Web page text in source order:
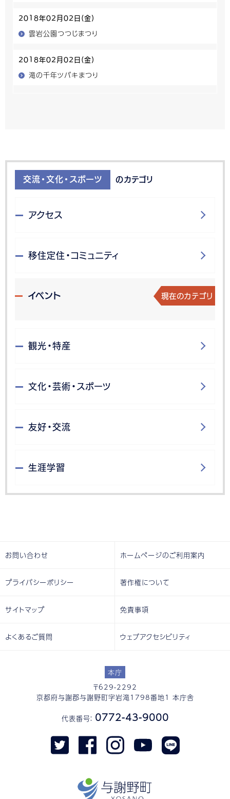
2018年02月02日(金)
雲岩公園つつじまつり
2018年02月02日(金)
滝の千年ツバキまつり
交流・文化・スポーツ のカテゴリ
アクセス
移住定住・コミュニティ
イベント 現在のカテゴリ
観光・特産
文化・芸術・スポーツ
友好・交流
生涯学習
本庁
〒629-2292
京都府与謝郡与謝野町字岩滝1798番地1 本庁舎
代表番号： 0772-43-9000
お問い合わせ ホームページのご利用案内
プライバシーポリシー 著作権について
サイトマップ 免責事項
よくあるご質問 ウェブアクセシビリティ